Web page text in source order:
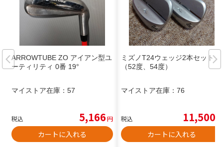
ARROWTUBE ZO アイアン型ユ
ーティリティ 0番 19°
マイストア在庫： 57
税込 5,166円
カートに入れる
ミズノT24ウェッジ2本セット
（52度、54度）
マイストア在庫： 76
税込 11,500
カートに入れる